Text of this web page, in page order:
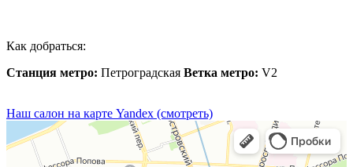
Как добраться:
Станция метро: Петроградская Ветка метро: V2
Наш салон на карте Yandex (смотреть)